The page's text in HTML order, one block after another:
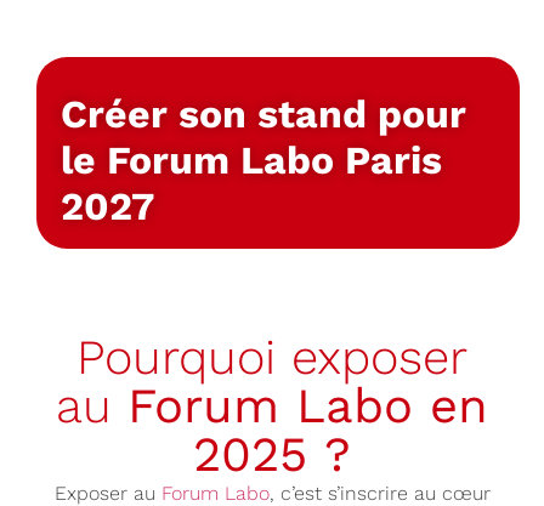
Créer son stand pour
le Forum Labo Paris
2027
Pourquoi exposer
au Forum Labo en
2025 ?
Exposer au Forum Labo, c’est s’inscrire au cœur